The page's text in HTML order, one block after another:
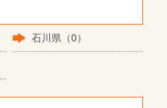
石川県（0）